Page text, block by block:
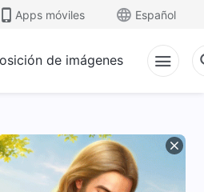
Apps móviles Español
de imágenes